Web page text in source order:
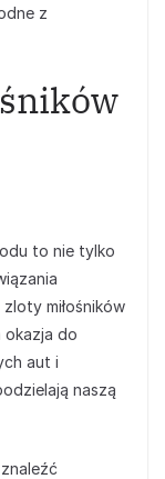
z
to nie tylko
miłośników
okazja do
aut i
naszą